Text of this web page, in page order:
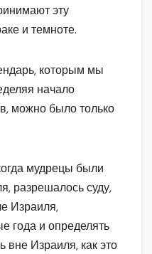
эту
и темноте.
которым мы
начало
можно было только
мудрецы были
разрешалось суду,
Израиля,
года и определять
вне Израиля, как это